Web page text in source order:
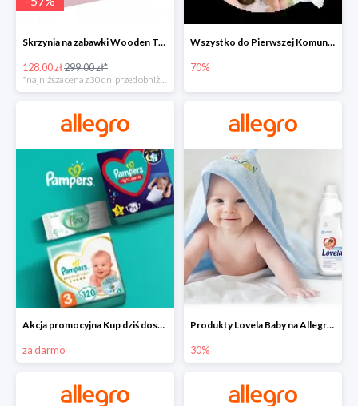
Skrzynia na zabawki Wooden Toys -57%
128.00 zł299.00 zł*
Wszystko do Pierwszej Komunii na Allegro do -70%
70%
Akcja promocyjna Kup dziś dostawa jutro
za darmo
Produkty Lovela Baby na Allegro do -30%
30%